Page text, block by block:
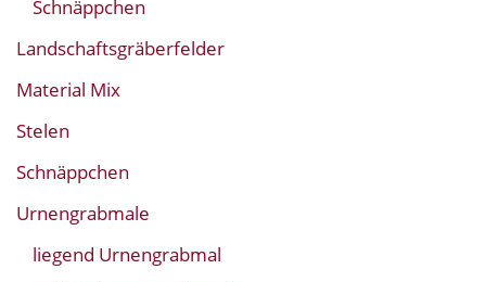
Schnäppchen
Landschaftsgräberfelder
Material Mix
Stelen
Schnäppchen
Urnengrabmale
liegend Urnengrabmal